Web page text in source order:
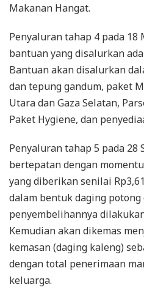
Makanan Hangat.
Penyaluran tahap 4 pada 18
bantuan yang disalurkan
Bantuan akan disalurkan
dan tepung gandum, paket
Utara dan Gaza Selatan,
Paket Hygiene, dan
Penyaluran tahap 5 pada 28
bertepatan dengan
yang diberikan senilai
dalam bentuk daging
penyembelihannya
Kemudian akan dikemas
kemasan (daging kaleng)
dengan total penerimaan
keluarga.